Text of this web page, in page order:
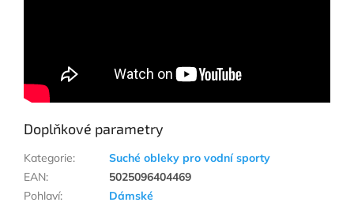
Doplňkové parametry
Kategorie:
Suché obleky pro vodní sporty
EAN:
5025096404469
Pohlaví:
Dámské